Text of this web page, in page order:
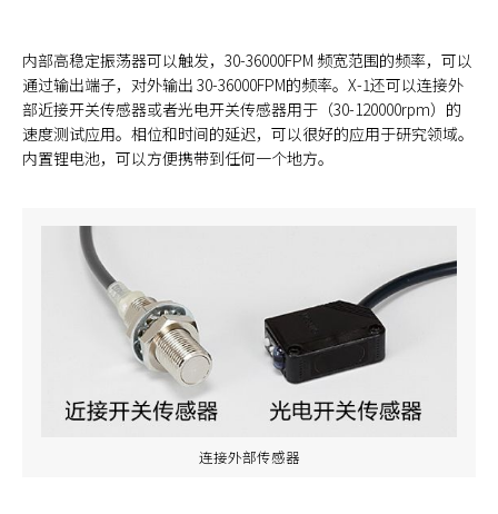
内部高稳定振荡器可以触发，30-36000FPM 频宽范围的频率，可以
通过输出端子，对外输出 30-36000FPM的频率。X-1还可以连接外
部近接开关传感器或者光电开关传感器用于（30-120000rpm）的
速度测试应用。相位和时间的延迟，可以很好的应用于研究领域。
内置锂电池，可以方便携带到任何一个地方。
连接外部传感器